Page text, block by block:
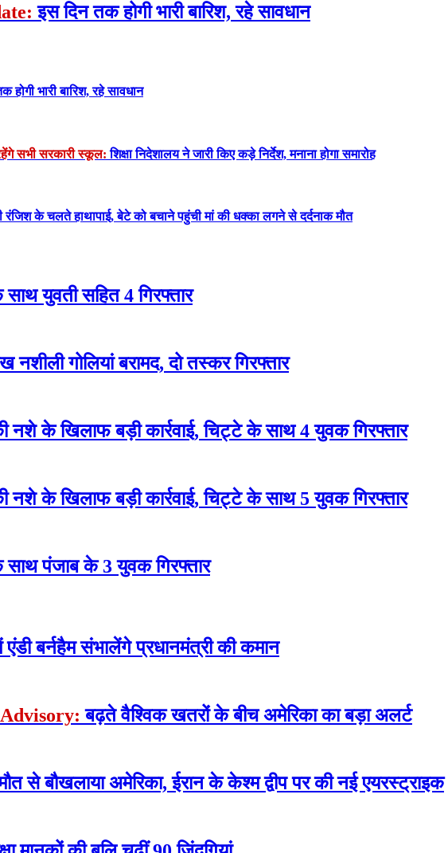
इस दिन तक होगी भारी बारिश, रहे सावधान
होगी भारी बारिश, रहे सावधान
सभी सरकारी स्कूल: शिक्षा निदेशालय ने जारी किए कड़े निर्देश, मनाना होगा समारोह
रंजिश के चलते हाथापाई, बेटे को बचाने पहुंची मां की धक्का लगने से दर्दनाक मौत
युवती सहित 4 गिरफ्तार
नशीली गोलियां बरामद, दो तस्कर गिरफ्तार
नशे के खिलाफ बड़ी कार्रवाई, चिट्टे के साथ 4 युवक गिरफ्तार
नशे के खिलाफ बड़ी कार्रवाई, चिट्टे के साथ 5 युवक गिरफ्तार
पंजाब के 3 युवक गिरफ्तार
एंडी बर्नहैम संभालेंगे प्रधानमंत्री की कमान
बढ़ते वैश्विक खतरों के बीच अमेरिका का बड़ा अलर्ट
से बौखलाया अमेरिका, ईरान के केश्म द्वीप पर की नई एयरस्ट्राइक